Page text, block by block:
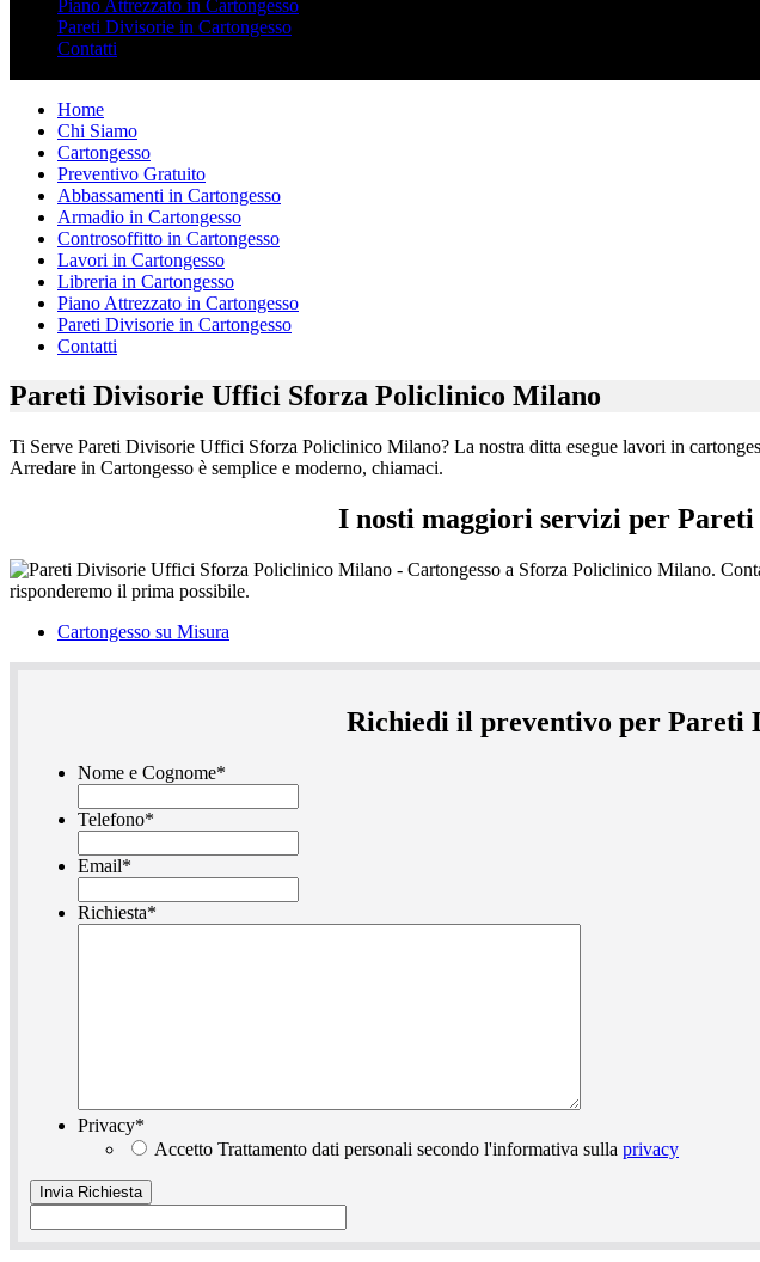
Piano Attrezzato in Cartongesso
Pareti Divisorie in Cartongesso
Contatti
Home
Chi Siamo
Cartongesso
Preventivo Gratuito
Abbassamenti in Cartongesso
Armadio in Cartongesso
Controsoffitto in Cartongesso
Lavori in Cartongesso
Libreria in Cartongesso
Piano Attrezzato in Cartongesso
Pareti Divisorie in Cartongesso
Contatti
Pareti Divisorie Uffici Sforza Policlinico Milano
Ti Serve Pareti Divisorie Uffici Sforza Policlinico Milano? La nostra ditta esegue lavori in
Arredare in Cartongesso è semplice e moderno, chiamaci.
I nosti maggiori servizi per
Cartongesso su Misura
Richiedi il preventivo per
Nome e Cognome*
Telefono*
Email*
Richiesta*
Privacy*
Accetto Trattamento dati personali secondo l'informativa sulla privacy